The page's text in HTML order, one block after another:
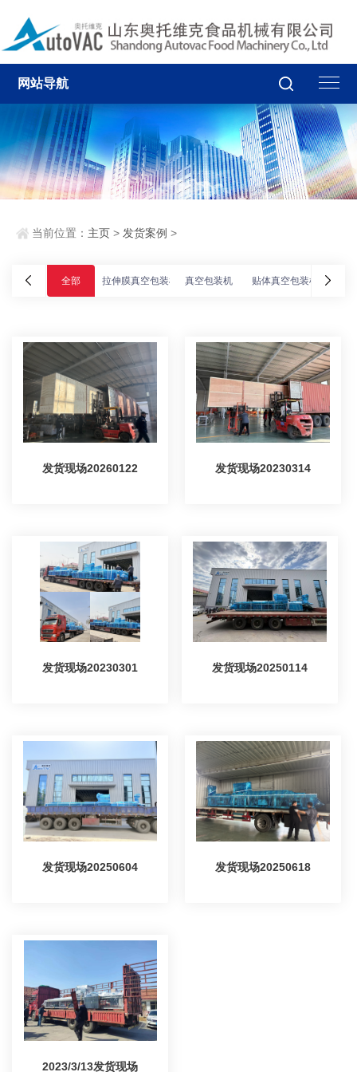
网站导航
当前位置： 主页 > 发货案例 >
全部 拉伸膜真空包装机 真空包装机 贴体真空包装机
发货现场20260122 发货现场20230314
发货现场20230301 发货现场20250114
发货现场20250604 发货现场20250618
2023/3/13发货现场